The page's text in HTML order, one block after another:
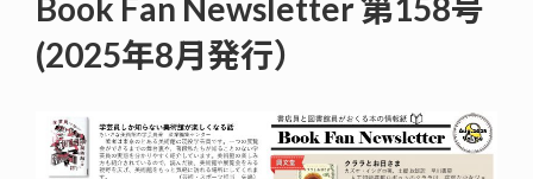
Book Fan Newsletter 第158号
(2025年8月発行）